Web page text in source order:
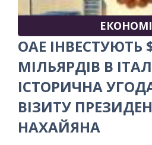
ОАЕ ІНВЕСТУЮТЬ
МІЛЬЯРДІВ В
ІСТОРИЧНА
ВІЗИТУ
НАХАЙЯНА